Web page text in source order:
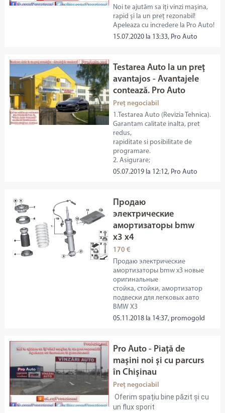
Noi te ajutăm sa iți vinzi mașina,
rapid și la un preț rezonabil!
Apeleaza cu incredere la Pro Auto!
15.07.2020 la 13:33, Pro Auto
Testarea Auto la un preţ
avantajos - Avantajele
contează. Pro Auto
Preț negociabil
1.Testarea Auto (Revizia Tehnica).
Garantam calitate inalta, pret
redus,
rapiditate si posibilitate de
programare.
2. Asigurare;
05.07.2019 la 12:12, Pro Auto
Продаю
электрические
амортизаторы bmw
x3 x4
170 €
Продаю электрические
амортизаторы bmw x3 новые
оригинальные
стойка, стойки, амортизатор
подвески для легковых авто
BMW X3
05.11.2018 la 14:37, promogold
Pro Auto - Piaţă de
maşini noi şi cu parcurs
în Chişinau
Preț negociabil
Oferim spațiu bine păzit și cu
un flux sporit